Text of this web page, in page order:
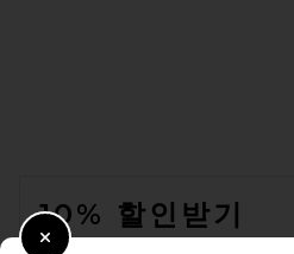
10% 할인받기